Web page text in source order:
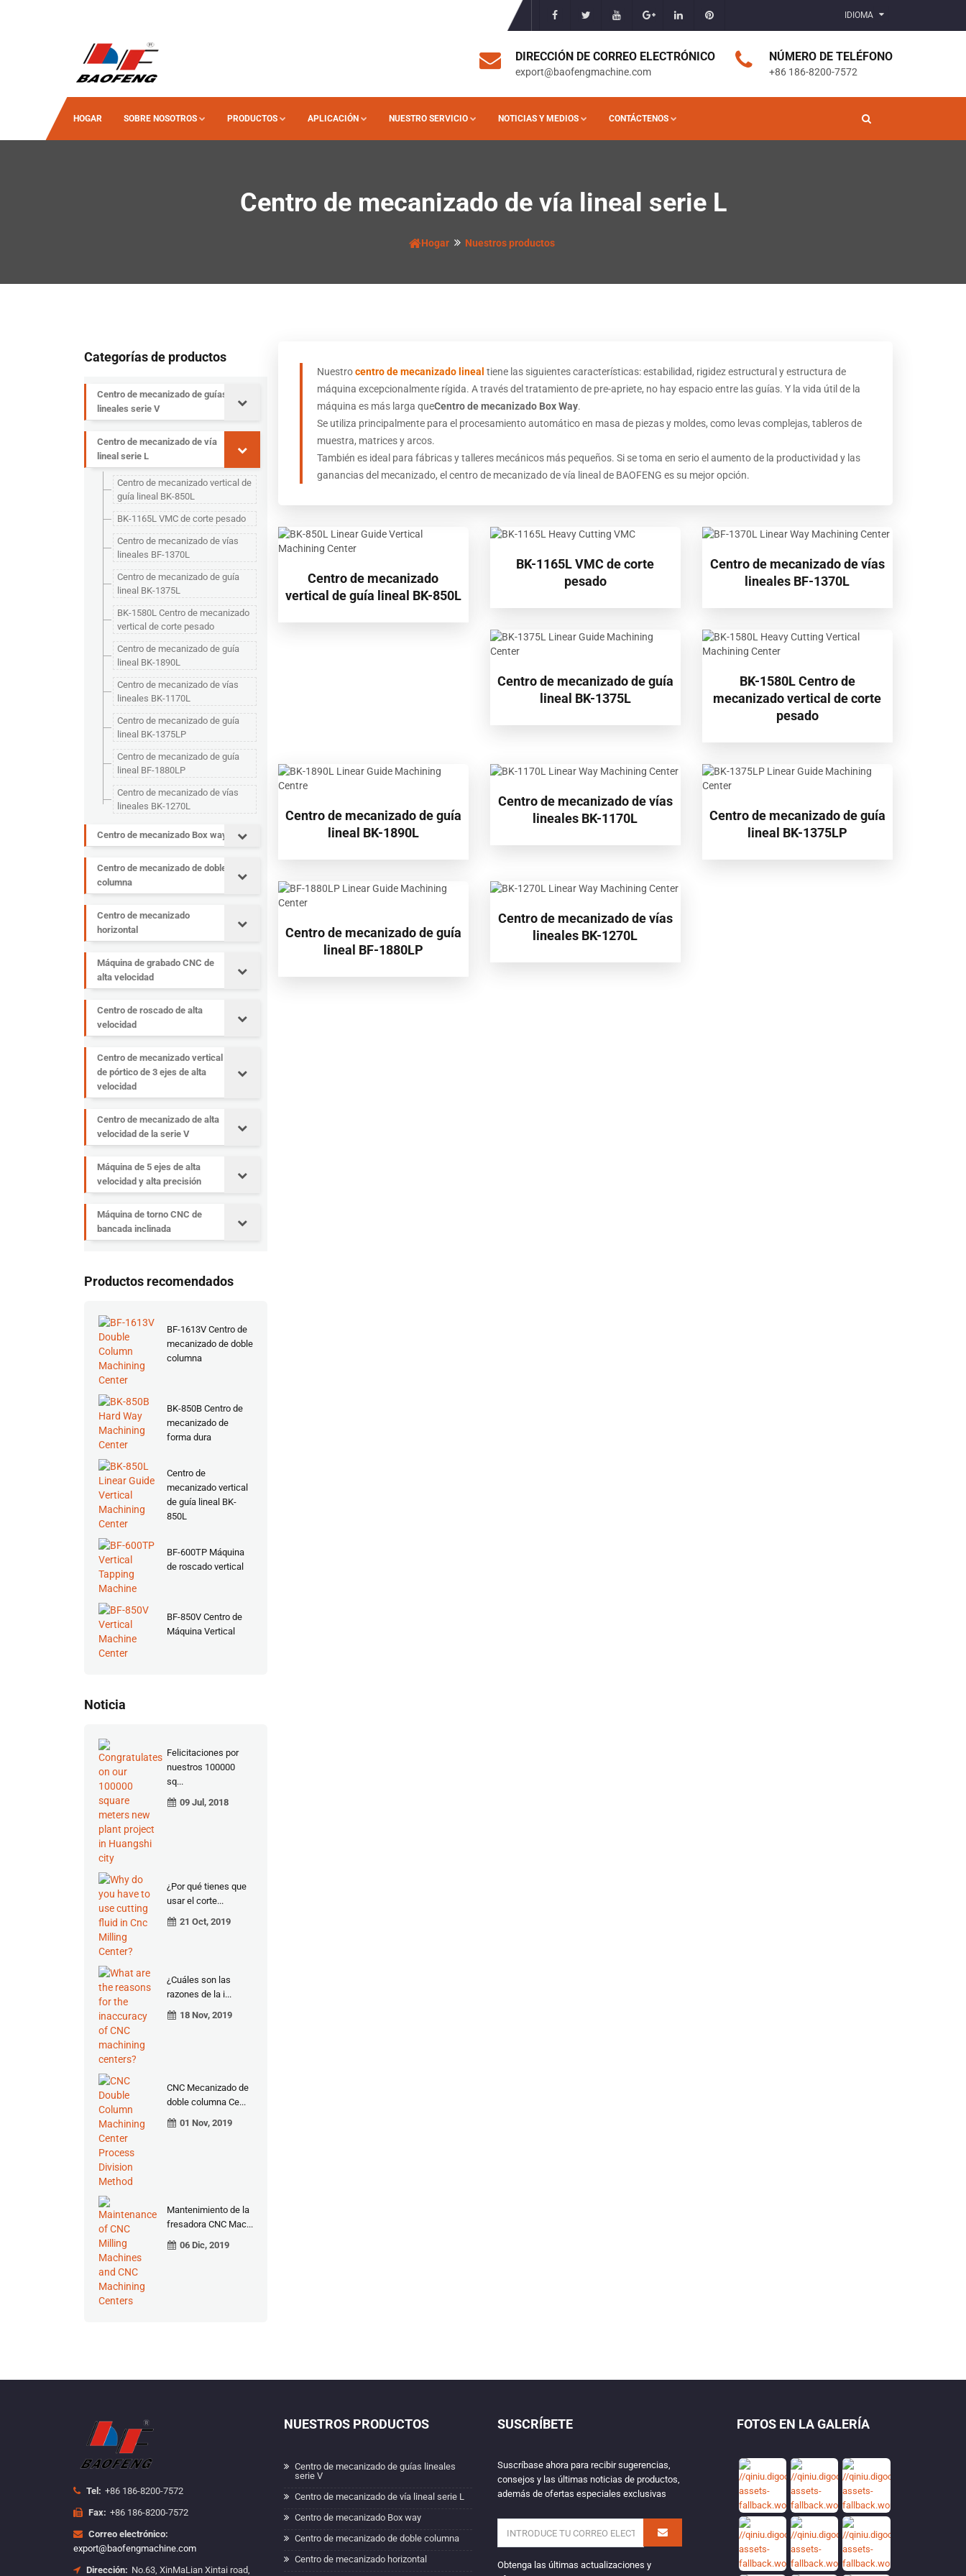
IDIOMA
DIRECCIÓN DE CORREO ELECTRÓNICO
export@baofengmachine.com
NÚMERO DE TELÉFONO
+86 186-8200-7572
HOGAR SOBRE NOSOTROS PRODUCTOS APLICACIÓN NUESTRO SERVICIO NOTICIAS Y MEDIOS CONTÁCTENOS
Centro de mecanizado de vía lineal serie L
Hogar Nuestros productos
Nuestrocentro de mecanizado lineal tiene las siguientes características: estabilidad, rigidez estructural y estructura de
máquina excepcionalmente rígida. A través del tratamiento de pre-apriete, no hay espacio entre las guías. Y la vida útil de la
máquina es más larga queCentro de mecanizado Box Way.
Se utiliza principalmente para el procesamiento automático en masa de piezas y moldes, como levas complejas, tableros de
muestra, matrices y arcos.
También es ideal para fábricas y talleres mecánicos más pequeños. Si se toma en serio el aumento de la productividad y las
ganancias del mecanizado, el centro de mecanizado de vía lineal de BAOFENG es su mejor opción.
Centro de mecanizado
vertical de guía lineal BK-850L
BK-1165L VMC de corte
pesado
Centro de mecanizado de vías
lineales BF-1370L
Centro de mecanizado de guía
lineal BK-1375L
BK-1580L Centro de
mecanizado vertical de corte
pesado
Centro de mecanizado de guía
lineal BK-1890L
Centro de mecanizado de vías
lineales BK-1170L
Centro de mecanizado de guía
lineal BK-1375LP
Centro de mecanizado de guía
lineal BF-1880LP
Centro de mecanizado de vías
lineales BK-1270L
Categorías de productos
Centro de mecanizado de guías
lineales serie V
Centro de mecanizado de vía
lineal serie L
Centro de mecanizado vertical de
guía lineal BK-850L
BK-1165L VMC de corte pesado
Centro de mecanizado de vías
lineales BF-1370L
Centro de mecanizado de guía
lineal BK-1375L
BK-1580L Centro de mecanizado
vertical de corte pesado
Centro de mecanizado de guía
lineal BK-1890L
Centro de mecanizado de vías
lineales BK-1170L
Centro de mecanizado de guía
lineal BK-1375LP
Centro de mecanizado de guía
lineal BF-1880LP
Centro de mecanizado de vías
lineales BK-1270L
Centro de mecanizado Box way
Centro de mecanizado de doble
columna
Centro de mecanizado
horizontal
Máquina de grabado CNC de
alta velocidad
Centro de roscado de alta
velocidad
Centro de mecanizado vertical
de pórtico de 3 ejes de alta
velocidad
Centro de mecanizado de alta
velocidad de la serie V
Máquina de 5 ejes de alta
velocidad y alta precisión
Máquina de torno CNC de
bancada inclinada
Productos recomendados
BF-1613V Centro de
mecanizado de doble
columna
BK-850B Centro de
mecanizado de
forma dura
Centro de
mecanizado vertical
de guía lineal BK-
850L
BF-600TP Máquina
de roscado vertical
BF-850V Centro de
Máquina Vertical
Noticia
Felicitaciones por
nuestros 100000
sq...
09 Jul, 2018
¿Por qué tienes que
usar el corte...
21 Oct, 2019
¿Cuáles son las
razones de la i...
18 Nov, 2019
CNC Mecanizado de
doble columna Ce...
01 Nov, 2019
Mantenimiento de la
fresadora CNC Mac...
06 Dic, 2019
Tel: +86 186-8200-7572
Fax: +86 186-8200-7572
Correo electrónico:
export@baofengmachine.com
Dirección: No.63, XinMaLian Xintai road,
NUESTROS PRODUCTOS
Centro de mecanizado de guías lineales
serie V
Centro de mecanizado de vía lineal serie L
Centro de mecanizado Box way
Centro de mecanizado de doble columna
Centro de mecanizado horizontal
SUSCRÍBETE
Suscríbase ahora para recibir sugerencias,
consejos y las últimas noticias de productos,
además de ofertas especiales exclusivas
Obtenga las últimas actualizaciones y
FOTOS EN LA GALERÍA